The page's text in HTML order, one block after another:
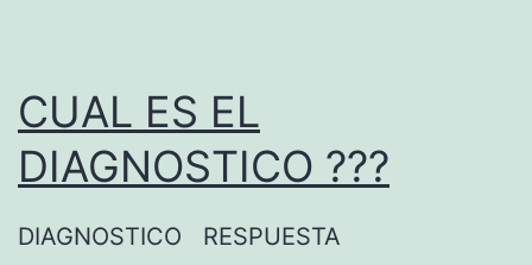
CUAL ES EL
DIAGNOSTICO ???
DIAGNOSTICO RESPUESTA